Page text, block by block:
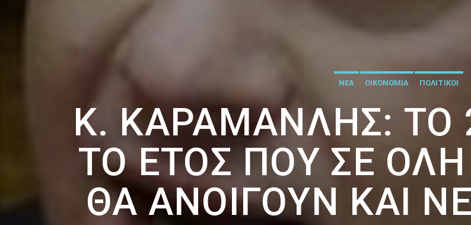
ΝΕΑ ΟΙΚΟΝΟΜΙΑ ΠΟΛΙΤΙΚΟΙ
Κ. ΚΑΡΑΜΑΝΛΉΣ: ΤΟ
ΤΟ ΈΤΟΣ ΠΟΥ ΣΕ
ΘΑ ΑΝΟΊΓΟΥΝ ΚΑΙ